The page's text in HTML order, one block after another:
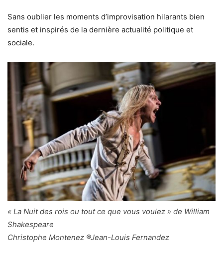
Sans oublier les moments d’improvisation hilarants bien
sentis et inspirés de la dernière actualité politique et
sociale.
« La Nuit des rois ou tout ce que vous voulez » de William
Shakespeare
Christophe Montenez ®Jean-Louis Fernandez